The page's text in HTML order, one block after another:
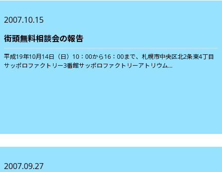
2007.10.15
街頭無料相談会の報告
平成19年10月14日（日）10：00から16：00まで、札幌市中央区北2条東4丁目
サッポロファクトリー3番館サッポロファクトリーアトリウム...
2007.09.27